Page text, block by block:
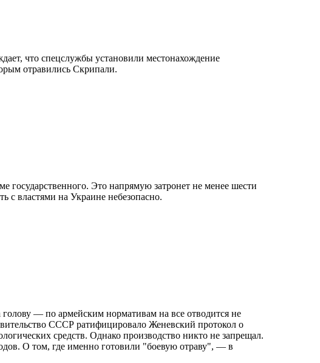
что спецслужбы установили местонахождение
отравились Скрипали.
государственного. Это напрямую затронет не менее шести
с властями на Украине небезопасно.
голову — по армейским нормативам на все отводится не
СССР ратифицировало Женевский протокол о
средств. Однако производство никто не запрещал.
О том, где именно готовили "боевую отраву", — в